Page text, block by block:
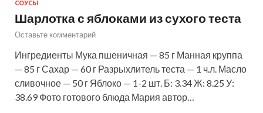
СОУСЫ
Шарлотка с яблоками из сухого теста
Оставьте комментарий
Ингредиенты Мука пшеничная — 85 г Манная круппа
— 85 г Сахар — 60 г Разрыхлитель теста — 1 ч.л. Масло
сливочное — 50 г Яблоко — 1-2 шт. Б: 3.34 Ж: 8.25 У:
38.69 Фото готового блюда Мария автор…